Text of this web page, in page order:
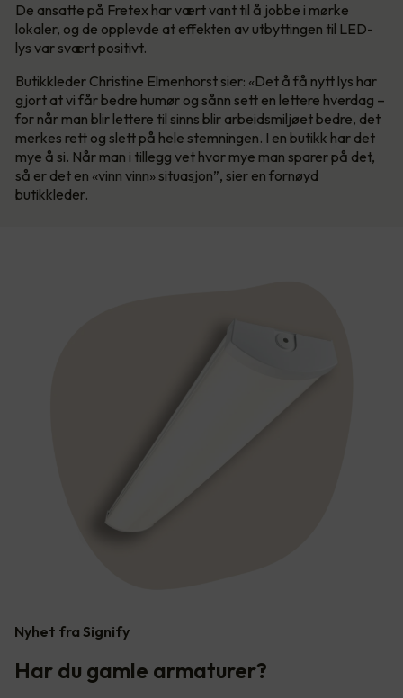
De ansatte på Fretex har vært vant til å jobbe i mørke
lokaler, og de opplevde at effekten av utbyttingen til LED-
lys var svært positivt.
Butikkleder Christine Elmenhorst sier: «Det å få nytt lys har
gjort at vi får bedre humør og sånn sett en lettere hverdag –
for når man blir lettere til sinns blir arbeidsmiljøet bedre, det
merkes rett og slett på hele stemningen. I en butikk har det
mye å si. Når man i tillegg vet hvor mye man sparer på det,
så er det en «vinn vinn» situasjon”, sier en fornøyd
butikkleder.
Nyhet fra Signify
Har du gamle armaturer?